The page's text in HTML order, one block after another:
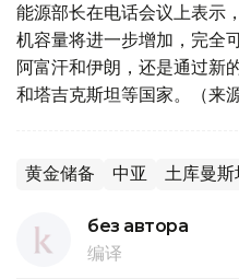
能源部长在电话会议上表示
机容量将进一步增加，完全
阿富汗和伊朗，还是通过新
和塔吉克斯坦等国家。（来
黄金储备 中亚 土库曼斯
без автора
编译